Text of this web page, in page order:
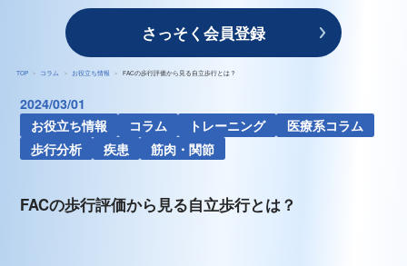
さっそく会員登録
TOP コラム お役立ち情報 FACの歩行評価から見る自立歩行とは？
2024/03/01
お役立ち情報
コラム トレーニング
医療系コラム
歩行分析
疾患 筋肉・関節
FACの歩行評価から見る自立歩行とは？